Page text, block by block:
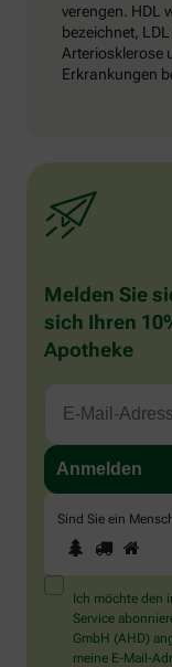
verengen. HDL
bezeichnet,
Arteriosklerose
Erkrankungen
Melden Sie
sich Ihren
Apotheke
Sind Sie ein
Sind
Sie
ein
Mensch?
Dann
wählen
Sie
1 2
Ich möchte den
Service
GmbH (AHD)
meine E-Mail-